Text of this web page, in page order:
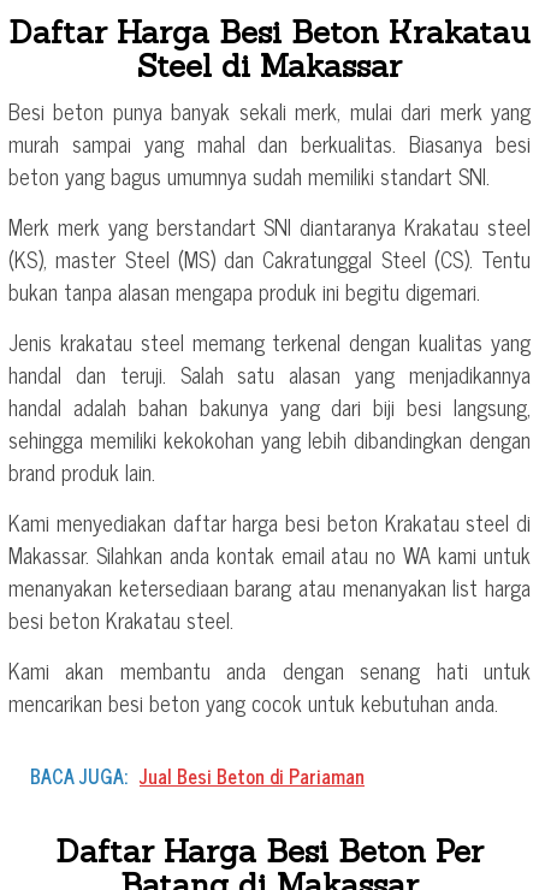
Daftar Harga Besi Beton Krakatau
Steel di Makassar
Besi beton punya banyak sekali merk, mulai dari merk yang
murah sampai yang mahal dan berkualitas. Biasanya besi
beton yang bagus umumnya sudah memiliki standart SNI.
Merk merk yang berstandart SNI diantaranya Krakatau steel
(KS), master Steel (MS) dan Cakratunggal Steel (CS). Tentu
bukan tanpa alasan mengapa produk ini begitu digemari.
Jenis krakatau steel memang terkenal dengan kualitas yang
handal dan teruji. Salah satu alasan yang menjadikannya
handal adalah bahan bakunya yang dari biji besi langsung,
sehingga memiliki kekokohan yang lebih dibandingkan dengan
brand produk lain.
Kami menyediakan daftar harga besi beton Krakatau steel di
Makassar. Silahkan anda kontak email atau no WA kami untuk
menanyakan ketersediaan barang atau menanyakan list harga
besi beton Krakatau steel.
Kami akan membantu anda dengan senang hati untuk
mencarikan besi beton yang cocok untuk kebutuhan anda.
BACA JUGA: Jual Besi Beton di Pariaman
Daftar Harga Besi Beton Per